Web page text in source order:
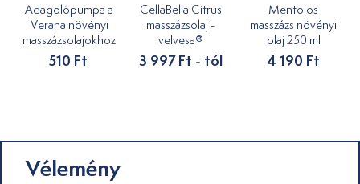
Adagolópumpa a
Verana növényi
masszázsolajokhoz
510 Ft
CellaBella Citrus
masszázsolaj -
velvesa®
3 997 Ft - tól
Mentolos
masszázs növényi
olaj 250 ml
4 190 Ft
Vélemény